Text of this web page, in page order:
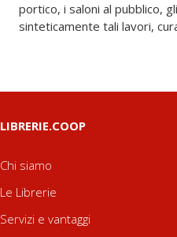
portico, i saloni al pubblico,
sinteticamente tali lavori,
LIBRERIE.COOP
Chi siamo
Le Librerie
Servizi e vantaggi